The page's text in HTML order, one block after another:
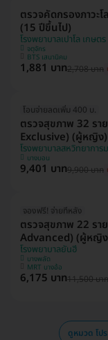
ตรวจคัดกรองภาวะ
(15 ปีขึ้นไป)
โรงพยาบาลเปาโล เกษตร
จตุจักร
BTS เสนานิคม
1,881 บาท2,708 บาท
โอนจ่ายลดเพิ่ม 400 บ.
ตรวจสุขภาพ 32 ร
Exclusive) (ผู้หญิง)
โรงพยาบาลสหวิทยาการ
บางบอน
9,401 บาท9,900 บาท
จองฟรี! จ่ายทีหลัง
ตรวจสุขภาพ 22 ร
Advanced) (ผู้หญิ
โรงพยาบาลยันฮี
บางพลัด
MRT บางอ้อ
6,175 บาท11,500 บาท
ดูหมวด โป